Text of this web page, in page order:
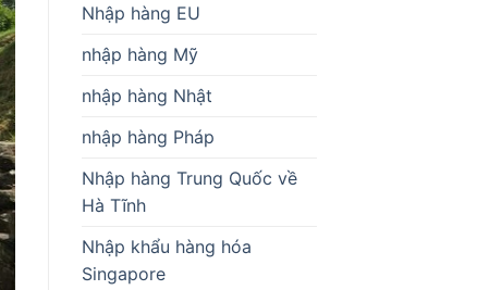
Nhập hàng EU
nhập hàng Mỹ
nhập hàng Nhật
nhập hàng Pháp
Nhập hàng Trung Quốc về
Hà Tĩnh
Nhập khẩu hàng hóa
Singapore